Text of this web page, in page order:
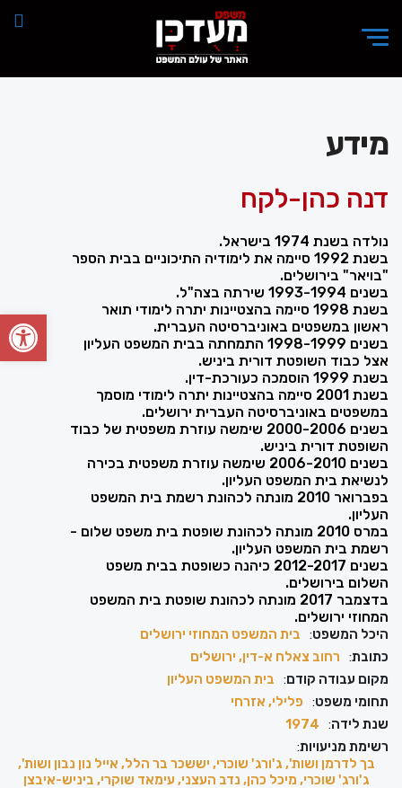
פתח
מידע
דנה כהן-לקח
נולדה בשנת 1974 בישראל.
בשנת 1992 סיימה את לימודיה התיכוניים בבית הספר
"בויאר" בירושלים.
בשנים 1993-1994 שירתה בצה"ל.
בשנת 1998 סיימה בהצטיינות יתרה לימודי תואר
ראשון במשפטים באוניברסיטה העברית.
בשנים 1998-1999 התמחתה בבית המשפט העליון
אצל כבוד השופטת דורית ביניש.
בשנת 1999 הוסמכה כעורכת-דין.
בשנת 2001 סיימה בהצטיינות יתרה לימודי מוסמך
במשפטים באוניברסיטה העברית ירושלים.
בשנים 2000-2006 שימשה עוזרת משפטית של כבוד
השופטת דורית ביניש.
בשנים 2006-2010 שימשה עוזרת משפטית בכירה
לנשיאת בית המשפט העליון.
בפברואר 2010 מונתה לכהונת רשמת בית המשפט
העליון.
במרס 2010 מונתה לכהונת שופטת בית משפט שלום -
רשמת בית המשפט העליון.
בשנים 2012-2017 כיהנה כשופטת בבית משפט
השלום בירושלים.
בדצמבר 2017 מונתה לכהונת שופטת בית המשפט
המחוזי ירושלים.
היכל המשפט:
בית המשפט המחוזי ירושלים
כתובת:
רחוב צאלח א-דין, ירושלים
מקום עבודה קודם:
בית המשפט העליון
תחומי משפט:
פלילי, אזרחי
שנת לידה:
1974
רשימת מניעויות:
בך לדרמן ושות', ג'ורג' שוכרי, יששכר בר הלל, אייל נון נבון ושות',
ג'ורג' שוכרי, מיכל כהן, נדב העצני, עימאד שוקרי, ביניש-איבצן